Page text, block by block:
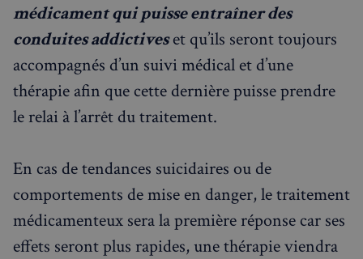
médicament qui puisse entraîner des
conduites addictiveset qu’ils seront toujours
accompagnés d’un suivi médical et d’une
thérapie afin que cette dernière puisse prendre
le relai à l’arrêt du traitement.
En cas de tendances suicidaires ou de
comportements de mise en danger, le traitement
médicamenteux sera la première réponse car ses
effets seront plus rapides, une thérapie viendra